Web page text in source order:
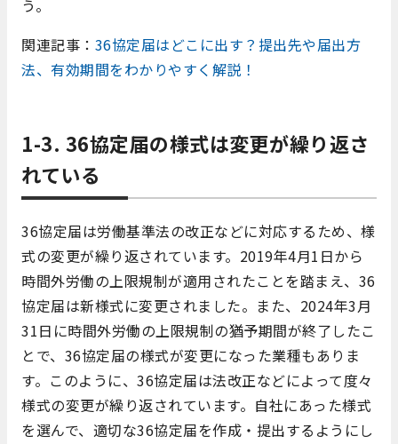
う。
関連記事： 36協定届はどこに出す？提出先や届出方
法、有効期間をわかりやすく解説！
1-3. 36協定届の様式は変更が繰り返さ
れている
36協定届は労働基準法の改正などに対応するため、様
式の変更が繰り返されています。2019年4月1日から
時間外労働の上限規制が適用されたことを踏まえ、36
協定届は新様式に変更されました。また、2024年3月
31日に時間外労働の上限規制の猶予期間が終了したこ
とで、36協定届の様式が変更になった業種もありま
す。このように、36協定届は法改正などによって度々
様式の変更が繰り返されています。自社にあった様式
を選んで、適切な36協定届を作成・提出するようにし